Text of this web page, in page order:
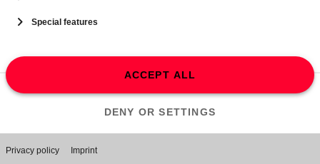
Anbieter Joyn im Zentrum.
Ausgangspunkt ist dabei immer die Welt unserer Programme:
kontinuierlich daran, unsere Angebote für Zuschauer:innen
Nutzer:innen noch attraktiver zu machen. Dazu zählt auch, dass
Formate stets weiterentwickeln: Dauerbrenner wie
"The Voice
Publikum zum Beispiel rund um "The Voice of Germany" unser
Universum komplett erleben. Unser Anspruch dabei: